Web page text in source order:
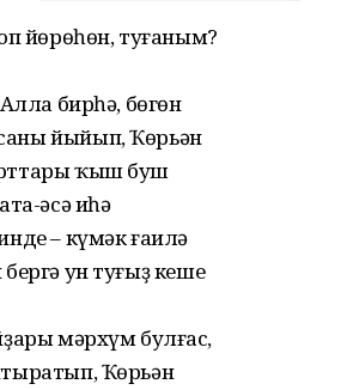
йөрөһөн, туғаным?
бирһә, бөгөн
йыйып, Ҡөрьән
ҡыш буш
әсә иһә
– күмәк ғаилә
ун туғыҙ кеше
мәрхүм булғас,
Ҡөрьән